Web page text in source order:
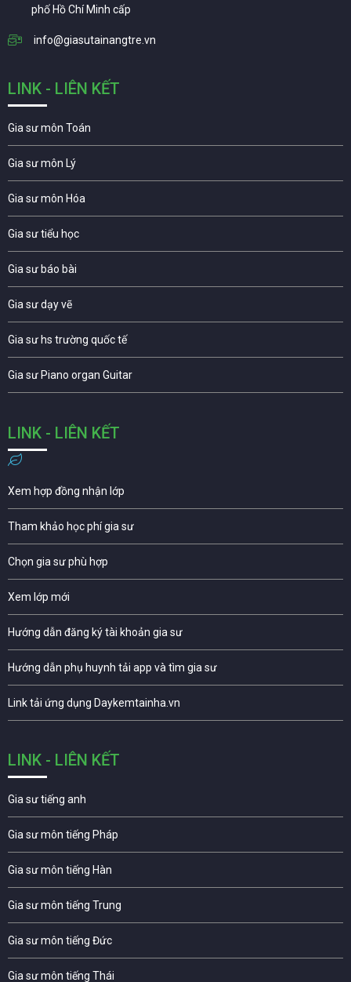
phố Hồ Chí Minh cấp
info@giasutainangtre.vn
LINK - LIÊN KẾT
Gia sư môn Toán
Gia sư môn Lý
Gia sư môn Hóa
Gia sư tiểu học
Gia sư báo bài
Gia sư dạy vẽ
Gia sư hs trường quốc tế
Gia sư Piano organ Guitar
LINK - LIÊN KẾT
Xem hợp đồng nhận lớp
Tham khảo học phí gia sư
Chọn gia sư phù hợp
Xem lớp mới
Hướng dẫn đăng ký tài khoản gia sư
Hướng dẫn phụ huynh tải app và tìm gia sư
Link tải ứng dụng Daykemtainha.vn
LINK - LIÊN KẾT
Gia sư tiếng anh
Gia sư môn tiếng Pháp
Gia sư môn tiếng Hàn
Gia sư môn tiếng Trung
Gia sư môn tiếng Đức
Gia sư môn tiếng Thái